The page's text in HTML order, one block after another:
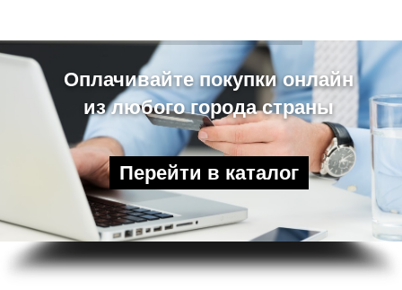
Оплачивайте покупки онлайн
из любого города страны
Перейти в каталог